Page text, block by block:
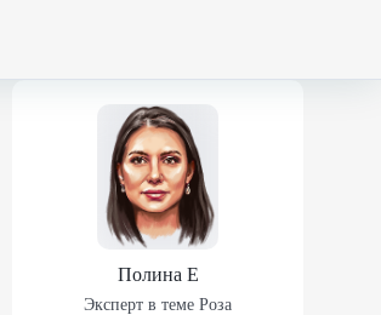
Полина Е
Эксперт в теме Роза